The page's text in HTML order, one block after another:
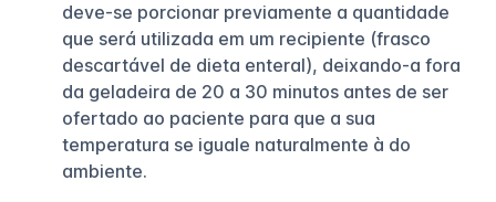
deve-se porcionar previamente a quantidade
que será utilizada em um recipiente (frasco
descartável de dieta enteral), deixando-a fora
da geladeira de 20 a 30 minutos antes de ser
ofertado ao paciente para que a sua
temperatura se iguale naturalmente à do
ambiente.